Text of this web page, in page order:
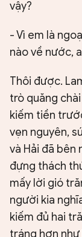
vậy?
- Vì em là
nào về nước,
Thôi được.
trò quăng
kiếm tiền
vẹn nguyên,
và Hải đã bên
đựng thách
mấy lời gió
người kia
kiếm đủ hai
tráng hơn